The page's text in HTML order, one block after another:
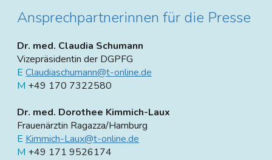
Ansprechpartnerinnen für die Presse
Dr. med. Claudia Schumann
Vizepräsidentin der DGPFG
E Claudiaschumann@t-online.de
M +49 170 7322580
Dr. med. Dorothee Kimmich-Laux
Frauenärztin Ragazza/Hamburg
E Kimmich-Laux@t-online.de
M +49 171 9526174